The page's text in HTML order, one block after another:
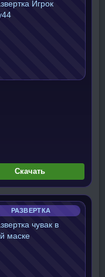
Скачать
РАЗВЕРТКА